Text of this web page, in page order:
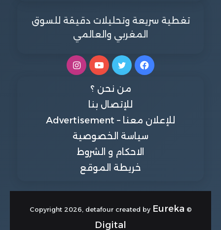
تغطية سريعة وتحليلات دقيقة للسوق
المغربي والعالمي
فيسبوكتويتر يوتيوبانستقرام
من نحن ؟
للإتصال بنا
للإعلان معنا – Advertisement
سياسة الخصوصية
الاحكام و الشروط
خريطة الموقع
© Copyright 2026, detafour created by
Eureka
Digital